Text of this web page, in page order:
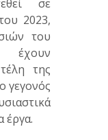
σε
2023,
του
έχουν
της
γεγονός
έργα.